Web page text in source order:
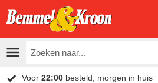
Voor 22:00 besteld, morgen in huis